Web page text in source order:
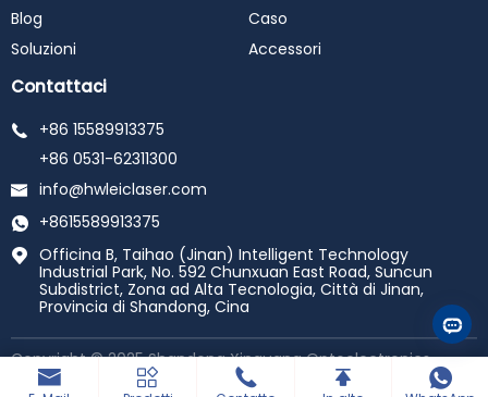
Blog
Soluzioni
Caso
Accessori
Contattaci
+86 15589913375
+86 0531-62311300
info@hwleiclaser.com
+8615589913375
Officina B, Taihao (Jinan) Intelligent Technology
Industrial Park, No. 592 Chunxuan East Road, Suncun
Subdistrict, Zona ad Alta Tecnologia, Città di Jinan,
Provincia di Shandong, Cina
Copyright © 2025 Shandong Xinguang Optoelectronics
Technology Co., Ltd. Tutti i diritti riservati.
Sviluppato da